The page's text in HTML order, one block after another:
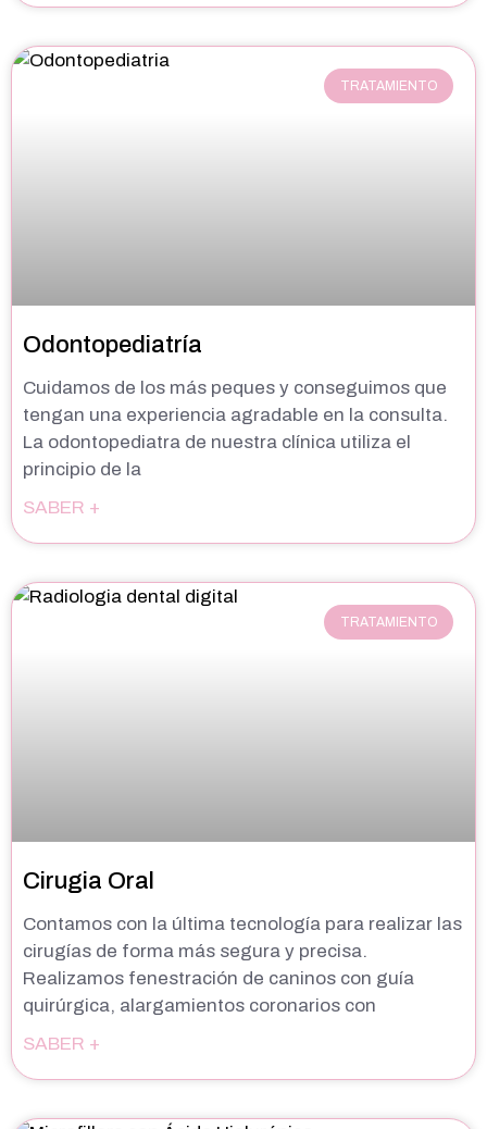
TRATAMIENTO
Odontopediatría
Cuidamos de los más peques y conseguimos que
tengan una experiencia agradable en la consulta.
La odontopediatra de nuestra clínica utiliza el
principio de la
SABER +
TRATAMIENTO
Cirugia Oral
Contamos con la última tecnología para realizar las
cirugías de forma más segura y precisa.
Realizamos fenestración de caninos con guía
quirúrgica, alargamientos coronarios con
SABER +